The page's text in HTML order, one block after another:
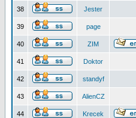
38 Jester
39 page
40 ZIM
41 Doktor
42 standyf
43 AlienCZ
44 Krecek